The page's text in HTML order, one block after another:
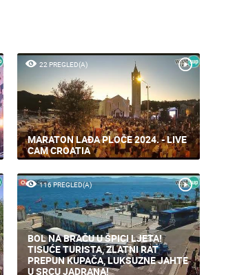
22 PREGLED(A)
MARATON LAĐA PLOČE 2024. - LIVE
CAM CROATIA
116 PREGLED(A)
BOL NA BRAČU U ŠPICI LJETA!
TISUĆE TURISTA, ZLATNI RAT
PREPUN KUPAČA, LUKSUZNE JAHTE
U SRCU JADRANA!